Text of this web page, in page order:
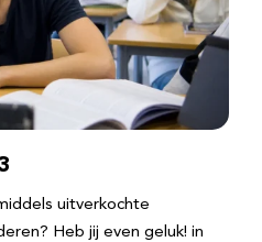
uitverkochte
Heb jij even geluk! in